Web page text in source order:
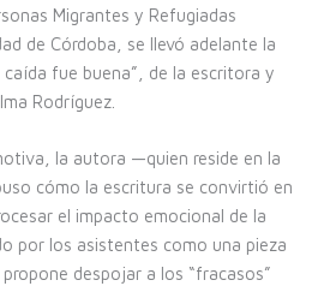
Migrantes y Refugiadas
de Córdoba, se llevó adelante la
caída fue buena”, de la escritora y
Rodríguez.
la autora —quien reside en la
cómo la escritura se convirtió en
el impacto emocional de la
por los asistentes como una pieza
despojar a los “fracasos”